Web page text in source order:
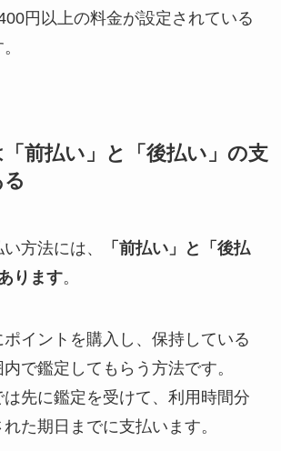
円以上の料金が設定されている
前払い」と「後払い」の支
方法には、
「前払い」と「後払
ります。
イントを購入し、保持している
で鑑定してもらう方法です。
先に鑑定を受けて、利用時間分
た期日までに支払います。